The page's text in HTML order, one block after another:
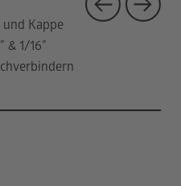
und Kappe
& 1/16″